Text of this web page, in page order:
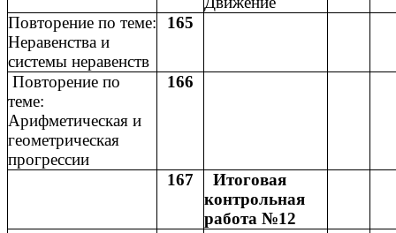
Повторение по теме:
Неравенства и
системы неравенств
165
Повторение по
теме:
Арифметическая и
геометрическая
прогрессии
166
167
Итоговая
контрольная
работа №12